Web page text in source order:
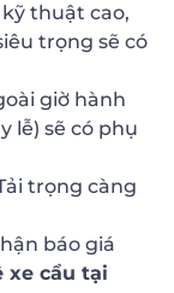
thuật cao,
trọng sẽ có
giờ hành
lễ) sẽ có phụ
trọng càng
báo giá
xe cẩu tại